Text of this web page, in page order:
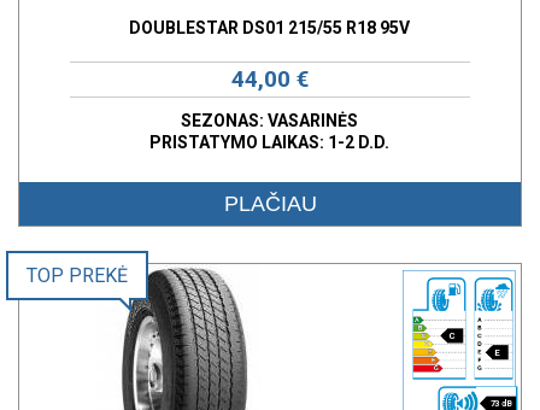
DOUBLESTAR DS01 215/55 R18 95V
44,00 €
SEZONAS: VASARINĖS
PRISTATYMO LAIKAS: 1-2 D.D.
PLAČIAU
C
E
73 dB
TOP PREKĖ